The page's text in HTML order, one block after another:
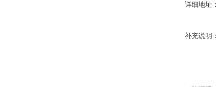
详细地址：
补充说明：